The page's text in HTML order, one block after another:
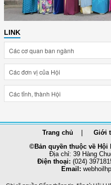
LINK
Trang chủ Giới
©Bản quyền thuộc về Hội
Địa chỉ: 39 Hàng
Điện thoại: (024)
Email: